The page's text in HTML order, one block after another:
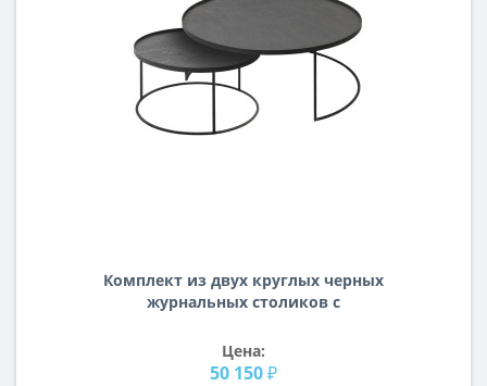
Комплект из двух круглых черных
журнальных столиков с
деревянной столешницей Холден
Цена:
50 150 ₽